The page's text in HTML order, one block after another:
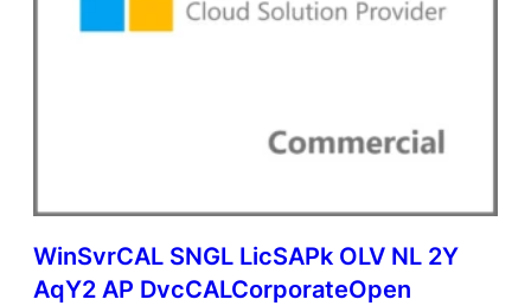
WinSvrCAL SNGL LicSAPk OLV NL 2Y
AqY2 AP DvcCALCorporateOpen